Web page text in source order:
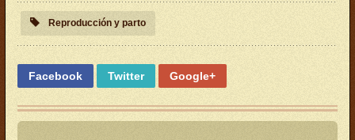
Reproducción y parto
Facebook Twitter Google+